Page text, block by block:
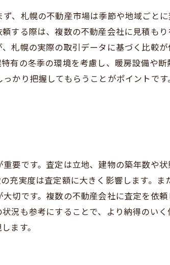
、札幌の不動産市場は季節や地域ごと
する際は、複数の不動産会社に見積も
札幌の実際の取引データに基づく比較が
有の冬季の環境を考慮し、暖房設備や断
かり把握してもらうことがポイントです
要です。査定は立地、建物の築年数や
充実度は査定額に大きく影響します。ま
切です。複数の不動産会社に査定を依
況も参考にすることで、より納得のい
ます。